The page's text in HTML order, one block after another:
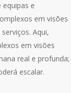
e
em visões
Aqui,
em visões
real e profunda;
escalar.